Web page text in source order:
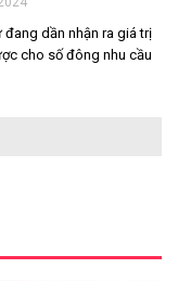
dần nhận ra giá trị
cho số đông nhu cầu